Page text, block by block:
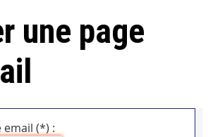
une page
(*) :